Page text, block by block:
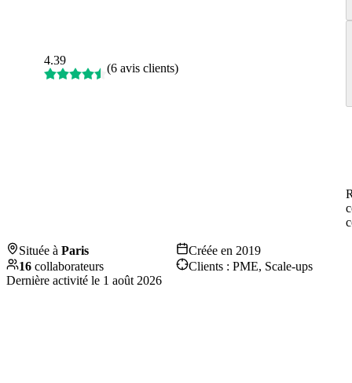
4.39
(6 avis clients)
Située à Paris Créée en 2019
16 collaborateurs Clients : PME, Scale-ups
Dernière activité le 1 août 2026